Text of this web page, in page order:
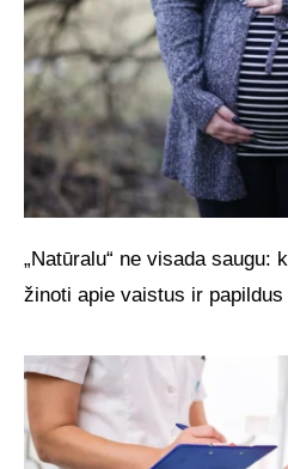
„Natūralu“ ne visada saugu:
žinoti apie vaistus ir papildus